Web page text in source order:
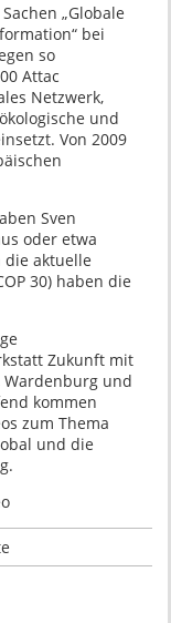
„Globale
bei
so
Attac
Netzwerk,
und
Von 2009
Sven
oder etwa
aktuelle
30) haben die
Zukunft mit
und
kommen
zum Thema
und die